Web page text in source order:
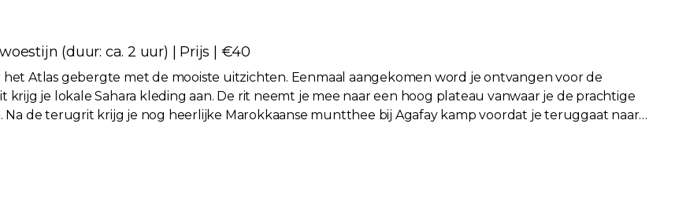
(duur: ca. 2 uur) | Prijs | €40
Atlas gebergte met de mooiste uitzichten. Eenmaal aangekomen word je ontvangen voor de
krijg je lokale Sahara kleding aan. De rit neemt je mee naar een hoog plateau vanwaar je de prachtige
Na de terugrit krijg je nog heerlijke Marokkaanse muntthee bij Agafay kamp voordat je teruggaat naar